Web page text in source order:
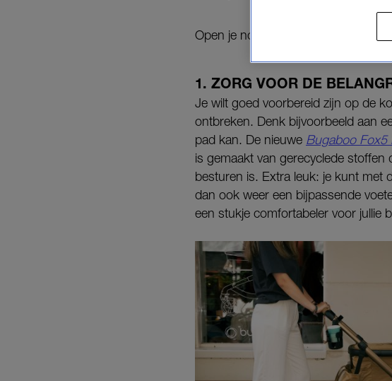
Open je notities en begin met
1. ZORG VOOR DE
Je wilt goed voorbereid zijn op de
ontbreken. Denk bijvoorbeeld aan
pad kan. De nieuwe Bugaboo Fox5
is gemaakt van gerecyclede
besturen is. Extra leuk: je kunt met
dan ook weer een bijpassende
een stukje comfortabeler voor jullie